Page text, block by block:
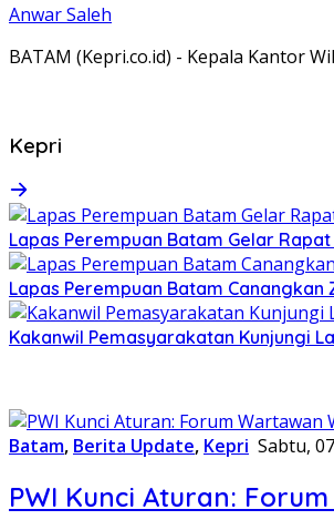
Anwar Saleh
BATAM (Kepri.co.id) - Kepala Kantor
Kepri
Lapas Perempuan Batam Gelar
Lapas Perempuan Batam
Kakanwil Pemasyarakatan Kunjungi
Batam, Berita Update, Kepri Sabtu,
PWI Kunci Aturan: